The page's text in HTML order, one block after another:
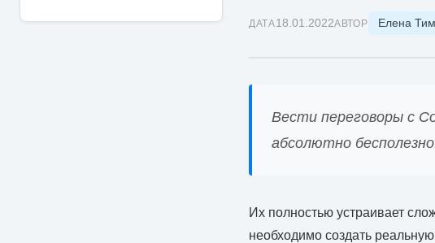
ДАТА18.01.2022АВТОР Елена
Вести переговоры с
абсолютно
Их полностью устраивает
необходимо создать